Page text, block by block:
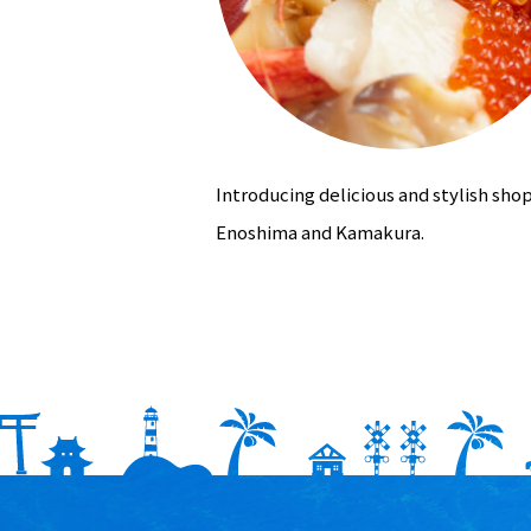
Introducing delicious and stylish
Enoshima and Kamakura.